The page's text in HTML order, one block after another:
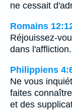
ne cessait
Romains
Réjouissez-
dans
Philippiens
Ne vous
faites
et des